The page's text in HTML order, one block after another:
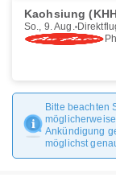
Kaohsiung
So., 9. Aug.
Bitte beachten
Ankündigung
möglichst